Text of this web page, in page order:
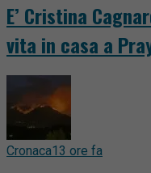
E’ Cristina
vita in casa a
Cronaca13 ore fa